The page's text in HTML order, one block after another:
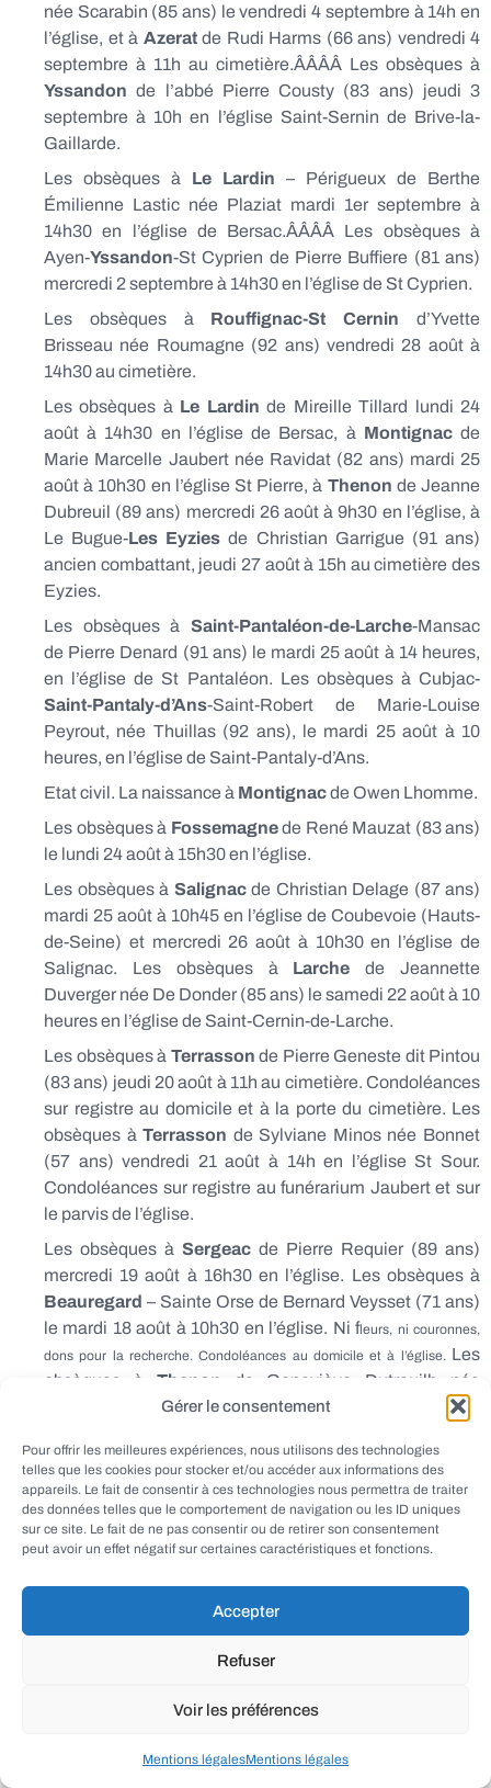
Gérer le consentement
Pour offrir les meilleures expériences, nous utilisons des technologies
telles que les cookies pour stocker et/ou accéder aux informations des
appareils. Le fait de consentir à ces technologies nous permettra de traiter
des données telles que le comportement de navigation ou les ID uniques
sur ce site. Le fait de ne pas consentir ou de retirer son consentement
peut avoir un effet négatif sur certaines caractéristiques et fonctions.
Accepter
Refuser
Voir les préférences
Mentions légalesMentions légales
née Scarabin (85 ans) le vendredi 4 septembre à 14h en
l’église, et à Azeratde Rudi Harms (66 ans) vendredi 4
septembre à 11h au cimetière.ÂÂÂÂ Les obsèques à
Yssandon de l’abbé Pierre Cousty (83 ans) jeudi 3
septembre à 10h en l’église Saint-Sernin de Brive-la-
Gaillarde.
Les obsèques à Le Lardin – Périgueux de Berthe
Émilienne Lastic née Plaziat mardi 1er septembre à
14h30 en l’église de Bersac.ÂÂÂÂ Les obsèques à
Ayen-Yssandon-St Cyprien de Pierre Buffiere (81 ans)
mercredi 2 septembre à 14h30 en l’église de St Cyprien.
Les obsèques à Rouffignac-St Cernin d’Yvette
Brisseau née Roumagne (92 ans) vendredi 28 août à
14h30 au cimetière.
Les obsèques à Le Lardin de Mireille Tillard lundi 24
août à 14h30 en l’église de Bersac, à Montignacde
Marie Marcelle Jaubert née Ravidat (82 ans) mardi 25
août à 10h30 en l’église St Pierre, à Thenon de Jeanne
Dubreuil (89 ans) mercredi 26 août à 9h30 en l’église, à
Le Bugue-Les Eyziesde Christian Garrigue (91 ans)
ancien combattant, jeudi 27 août à 15h au cimetière des
Eyzies.
Les obsèques à Saint-Pantaléon-de-Larche-Mansac
de Pierre Denard (91 ans) le mardi 25 août à 14 heures,
en l’église de St Pantaléon. Les obsèques à Cubjac-
Saint-Pantaly-d’Ans-Saint-Robert de Marie-Louise
Peyrout, née Thuillas (92 ans), le mardi 25 août à 10
heures, en l’église de Saint-Pantaly-d’Ans.
Etat civil. La naissance à Montignacde Owen Lhomme.
Les obsèques à Fossemagnede René Mauzat (83 ans)
le lundi 24 août à 15h30 en l’église.
Les obsèques à Salignacde Christian Delage (87 ans)
mardi 25 août à 10h45 en l’église de Coubevoie (Hauts-
de-Seine) et mercredi 26 août à 10h30 en l’église de
Salignac. Les obsèques à Larche de Jeannette
Duverger née De Donder (85 ans) le samedi 22 août à 10
heures en l’église de Saint-Cernin-de-Larche.
Les obsèques à Terrasson de Pierre Geneste dit Pintou
(83 ans) jeudi 20 août à 11h au cimetière. Condoléances
sur registre au domicile et à la porte du cimetière. Les
obsèques àTerrasson de Sylviane Minos née Bonnet
(57 ans) vendredi 21 août à 14h en l’église St Sour.
Condoléances sur registre au funérarium Jaubert et sur
le parvis de l’église.
Les obsèques à Sergeac de Pierre Requier (89 ans)
mercredi 19 août à 16h30 en l’église. Les obsèques à
Beauregard – Sainte Orse de Bernard Veysset (71 ans)
le mardi 18 août à 10h30 en l’église. Ni fleurs, ni couronnes,
dons pour la recherche. Condoléances au domicile et à l’église. Les
obsèques à Thenon de Geneviève Dutreuilh née
Ménétrier (79 ans) lundi 17 août à 15h30 en l’église.
naturelles.ÂÂÂÂ Les obsèques àSt Genièsde Roger
Laporte (94 ans) le lundi 17 août à 15h en l’église.
Les obsèques à
Thenon
de Catherine Coy née Bonnelie
(91 ans) le vendredi 14 août à 11h au cimetière.
Les obsèques àYssandonde Jeanne Daurat née
Rouland (92 ans) le mercredi 12 août à 16h30 en l’église.
Condoléances sur registre au funérarium Verlhac à Objat
et à l’église. Les obsèques à
jeudi 13 août à 10h en l’église de Sainte-Trie.ÂÂÂÂ
mardi 11 août à 15h en l’église de Thenon.